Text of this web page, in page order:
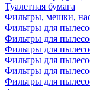
Туалетная бумага
Фильтры, мешки,
Фильтры для
Фильтры для
Фильтры для
Фильтры для
Фильтры для
Фильтры для